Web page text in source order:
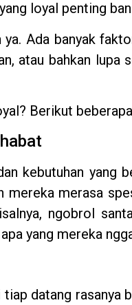
loyal penting
Ada banyak
atau bahkan
Berikut
kebutuhan
merasa
ngobrol
yang mereka
datang